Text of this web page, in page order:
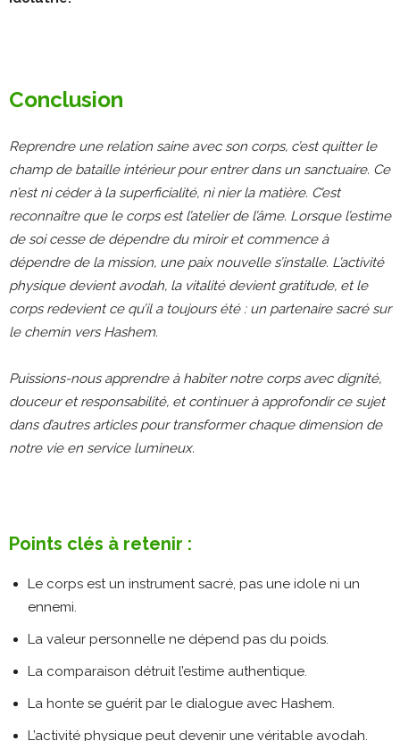
Conclusion
Reprendre une relation saine avec son corps, c’est quitter le
champ de bataille intérieur pour entrer dans un sanctuaire. Ce
n’est ni céder à la superficialité, ni nier la matière. C’est
reconnaître que le corps est l’atelier de l’âme. Lorsque l’estime
de soi cesse de dépendre du miroir et commence à
dépendre de la mission, une paix nouvelle s’installe. L’activité
physique devient avodah, la vitalité devient gratitude, et le
corps redevient ce qu’il a toujours été : un partenaire sacré sur
le chemin vers Hashem.
Puissions-nous apprendre à habiter notre corps avec dignité,
douceur et responsabilité, et continuer à approfondir ce sujet
dans d’autres articles pour transformer chaque dimension de
notre vie en service lumineux.
Points clés à retenir :
Le corps est un instrument sacré, pas une idole ni un
ennemi.
La valeur personnelle ne dépend pas du poids.
La comparaison détruit l’estime authentique.
La honte se guérit par le dialogue avec Hashem.
L’activité physique peut devenir une véritable avodah.